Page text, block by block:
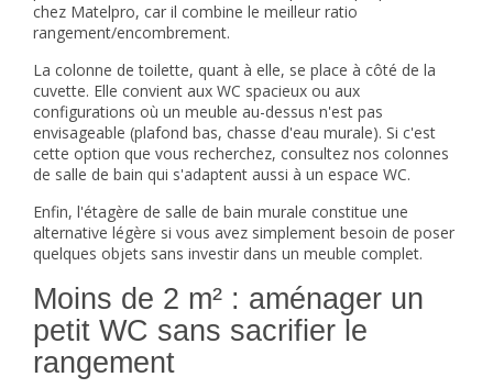
chez Matelpro, car il combine le meilleur ratio
rangement/encombrement.
La colonne de toilette, quant à elle, se place à côté de la
cuvette. Elle convient aux WC spacieux ou aux
configurations où un meuble au-dessus n'est pas
envisageable (plafond bas, chasse d'eau murale). Si c'est
cette option que vous recherchez, consultez nos colonnes
de salle de bain qui s'adaptent aussi à un espace WC.
Enfin, l'étagère de salle de bain murale constitue une
alternative légère si vous avez simplement besoin de poser
quelques objets sans investir dans un meuble complet.
Moins de 2 m² : aménager un
petit WC sans sacrifier le
rangement